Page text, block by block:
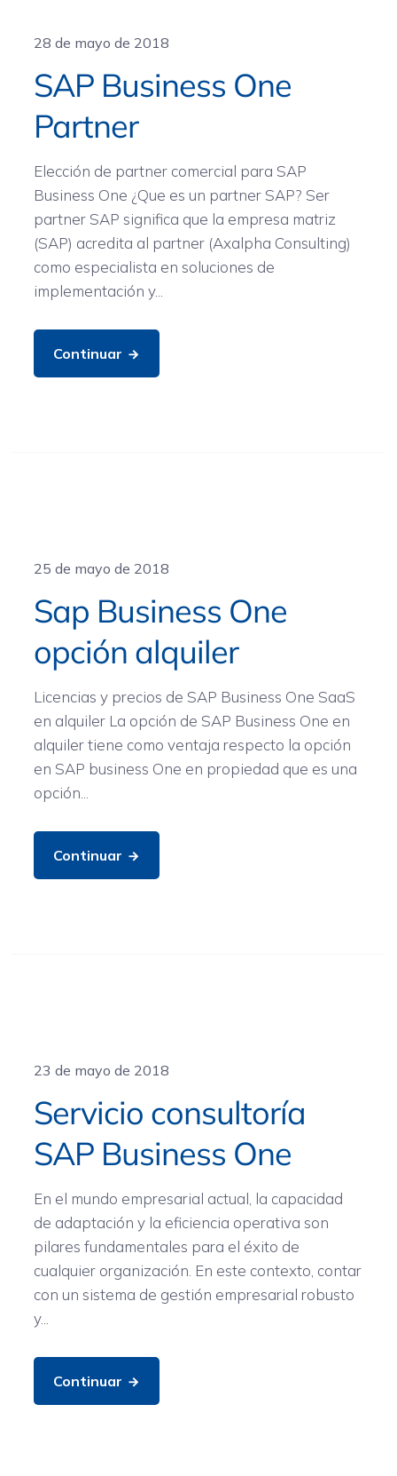
28 de mayo de 2018
SAP Business One
Partner
Elección de partner comercial para SAP
Business One ¿Que es un partner SAP? Ser
partner SAP significa que la empresa matriz
(SAP) acredita al partner (Axalpha Consulting)
como especialista en soluciones de
implementación y...
Continuar
25 de mayo de 2018
Sap Business One
opción alquiler
Licencias y precios de SAP Business One SaaS
en alquiler La opción de SAP Business One en
alquiler tiene como ventaja respecto la opción
en SAP business One en propiedad que es una
opción...
Continuar
23 de mayo de 2018
Servicio consultoría
SAP Business One
En el mundo empresarial actual, la capacidad
de adaptación y la eficiencia operativa son
pilares fundamentales para el éxito de
cualquier organización. En este contexto, contar
con un sistema de gestión empresarial robusto
y...
Continuar